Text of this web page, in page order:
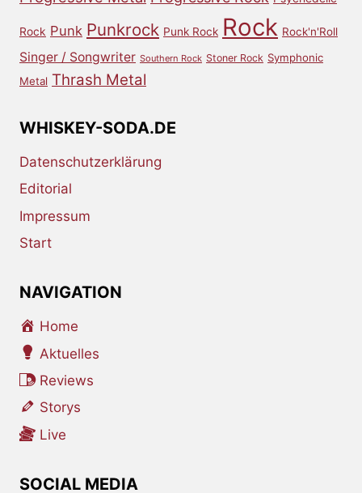
Rock Punk Punkrock Punk Rock Rock Rock'n'Roll
Singer / Songwriter Southern Rock Stoner Rock Symphonic
Metal Thrash Metal
WHISKEY-SODA.DE
Datenschutzerklärung
Editorial
Impressum
Start
NAVIGATION
Home
Aktuelles
Reviews
Storys
Live
SOCIAL MEDIA